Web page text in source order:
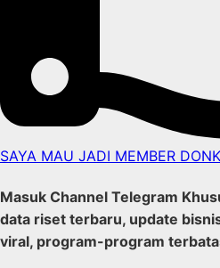
SAYA MAU JADI MEMBER
Masuk Channel Telegram
data riset terbaru, update
viral, program-program